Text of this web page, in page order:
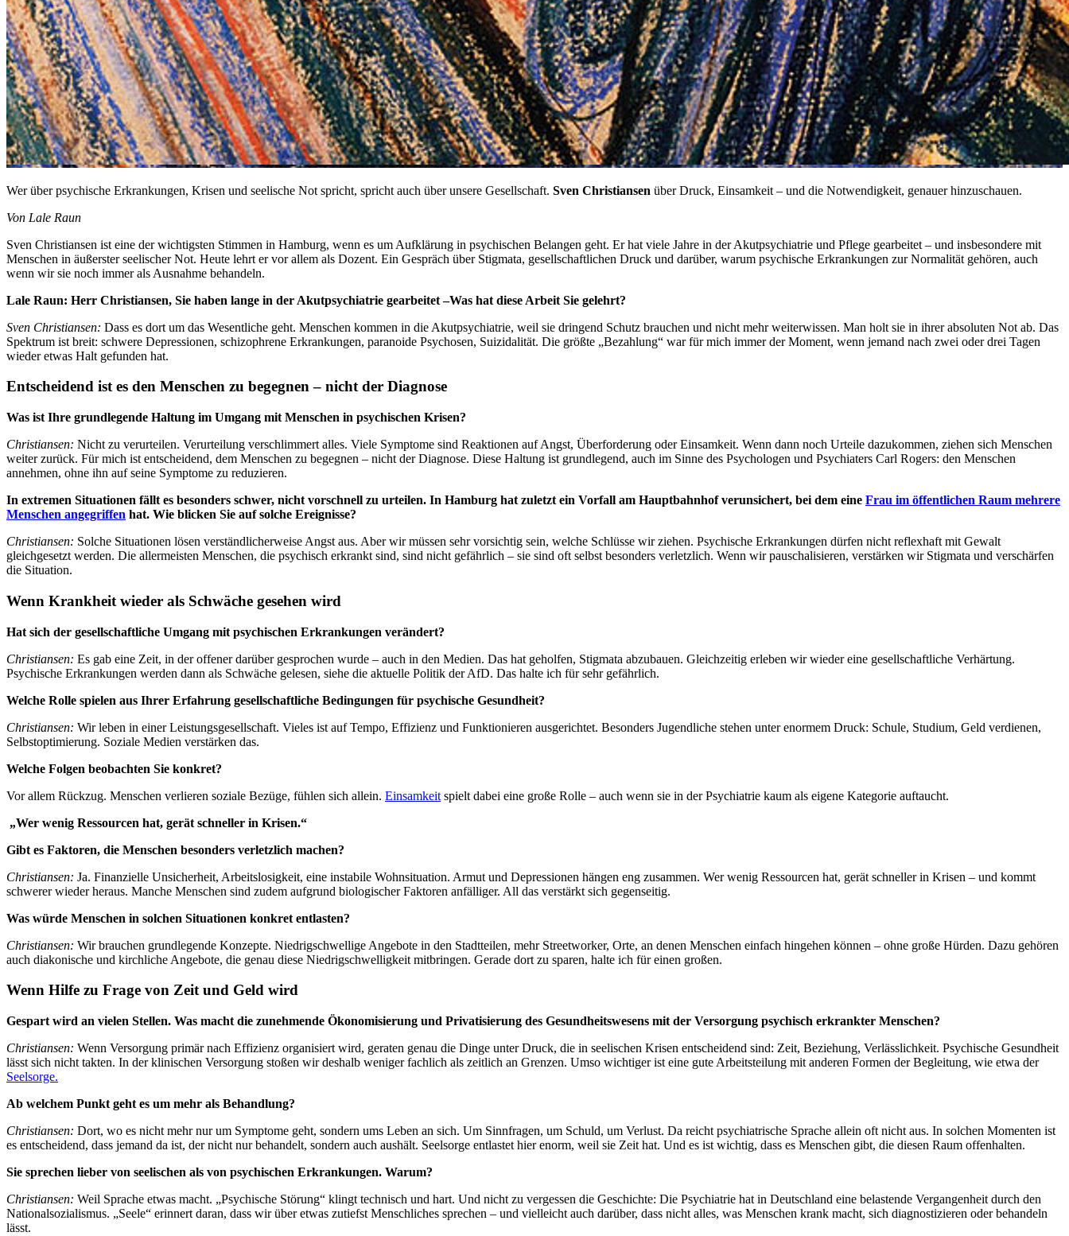
Wer über psychische Erkrankungen, Krisen und seelische Not spricht, spricht auch über unsere Gesellschaft. Sven Christiansen über Druck, Einsamkeit – und die Notwendigkeit, genauer hinzuschauen.
Von Lale Raun
Sven Christiansen ist eine der wichtigsten Stimmen in Hamburg, wenn es um Aufklärung in psychischen Belangen geht. Er hat viele Jahre in der Akutpsychiatrie und Pflege gearbeitet – und insbesondere mit
Menschen in äußerster seelischer Not. Heute lehrt er vor allem als Dozent. Ein Gespräch über Stigmata, gesellschaftlichen Druck und darüber, warum psychische Erkrankungen zur Normalität gehören, auch
wenn wir sie noch immer als Ausnahme behandeln.
Lale Raun: Herr Christiansen, Sie haben lange in der Akutpsychiatrie gearbeitet –Was hat diese Arbeit Sie gelehrt?
Sven Christiansen: Dass es dort um das Wesentliche geht. Menschen kommen in die Akutpsychiatrie, weil sie dringend Schutz brauchen und nicht mehr weiterwissen. Man holt sie in ihrer absoluten Not ab. Das
Spektrum ist breit: schwere Depressionen, schizophrene Erkrankungen, paranoide Psychosen, Suizidalität. Die größte „Bezahlung“ war für mich immer der Moment, wenn jemand nach zwei oder drei Tagen
wieder etwas Halt gefunden hat.
Entscheidend ist es den Menschen zu begegnen – nicht der Diagnose
Was ist Ihre grundlegende Haltung im Umgang mit Menschen in psychischen Krisen?
Christiansen: Nicht zu verurteilen. Verurteilung verschlimmert alles. Viele Symptome sind Reaktionen auf Angst, Überforderung oder Einsamkeit. Wenn dann noch Urteile dazukommen, ziehen sich Menschen
weiter zurück. Für mich ist entscheidend, dem Menschen zu begegnen – nicht der Diagnose. Diese Haltung ist grundlegend, auch im Sinne des Psychologen und Psychiaters Carl Rogers: den Menschen
annehmen, ohne ihn auf seine Symptome zu reduzieren.
In extremen Situationen fällt es besonders schwer, nicht vorschnell zu urteilen. In Hamburg hat zuletzt ein Vorfall am Hauptbahnhof verunsichert, bei dem eine Frau im öffentlichen Raum mehrere
Menschen angegriffen hat. Wie blicken Sie auf solche Ereignisse?
Christiansen: Solche Situationen lösen verständlicherweise Angst aus. Aber wir müssen sehr vorsichtig sein, welche Schlüsse wir ziehen. Psychische Erkrankungen dürfen nicht reflexhaft mit Gewalt
gleichgesetzt werden. Die allermeisten Menschen, die psychisch erkrankt sind, sind nicht gefährlich – sie sind oft selbst besonders verletzlich. Wenn wir pauschalisieren, verstärken wir Stigmata und verschärfen
die Situation.
Wenn Krankheit wieder als Schwäche gesehen wird
Hat sich der gesellschaftliche Umgang mit psychischen Erkrankungen verändert?
Christiansen: Es gab eine Zeit, in der offener darüber gesprochen wurde – auch in den Medien. Das hat geholfen, Stigmata abzubauen. Gleichzeitig erleben wir wieder eine gesellschaftliche Verhärtung.
Psychische Erkrankungen werden dann als Schwäche gelesen, siehe die aktuelle Politik der AfD. Das halte ich für sehr gefährlich.
Welche Rolle spielen aus Ihrer Erfahrung gesellschaftliche Bedingungen für psychische Gesundheit?
Christiansen: Wir leben in einer Leistungsgesellschaft. Vieles ist auf Tempo, Effizienz und Funktionieren ausgerichtet. Besonders Jugendliche stehen unter enormem Druck: Schule, Studium, Geld verdienen,
Selbstoptimierung. Soziale Medien verstärken das.
Welche Folgen beobachten Sie konkret?
Vor allem Rückzug. Menschen verlieren soziale Bezüge, fühlen sich allein. Einsamkeit spielt dabei eine große Rolle – auch wenn sie in der Psychiatrie kaum als eigene Kategorie auftaucht.
„Wer wenig Ressourcen hat, gerät schneller in Krisen.“
Gibt es Faktoren, die Menschen besonders verletzlich machen?
Christiansen: Ja. Finanzielle Unsicherheit, Arbeitslosigkeit, eine instabile Wohnsituation. Armut und Depressionen hängen eng zusammen. Wer wenig Ressourcen hat, gerät schneller in Krisen – und kommt
schwerer wieder heraus. Manche Menschen sind zudem aufgrund biologischer Faktoren anfälliger. All das verstärkt sich gegenseitig.
Was würde Menschen in solchen Situationen konkret entlasten?
Christiansen: Wir brauchen grundlegende Konzepte. Niedrigschwellige Angebote in den Stadtteilen, mehr Streetworker, Orte, an denen Menschen einfach hingehen können – ohne große Hürden. Dazu gehören
auch diakonische und kirchliche Angebote, die genau diese Niedrigschwelligkeit mitbringen. Gerade dort zu sparen, halte ich für einen großen.
Wenn Hilfe zu Frage von Zeit und Geld wird
Gespart wird an vielen Stellen. Was macht die zunehmende Ökonomisierung und Privatisierung des Gesundheitswesens mit der Versorgung psychisch erkrankter Menschen?
Christiansen: Wenn Versorgung primär nach Effizienz organisiert wird, geraten genau die Dinge unter Druck, die in seelischen Krisen entscheidend sind: Zeit, Beziehung, Verlässlichkeit. Psychische Gesundheit
lässt sich nicht takten. In der klinischen Versorgung stoßen wir deshalb weniger fachlich als zeitlich an Grenzen. Umso wichtiger ist eine gute Arbeitsteilung mit anderen Formen der Begleitung, wie etwa der
Seelsorge.
Ab welchem Punkt geht es um mehr als Behandlung?
Christiansen: Dort, wo es nicht mehr nur um Symptome geht, sondern ums Leben an sich. Um Sinnfragen, um Schuld, um Verlust. Da reicht psychiatrische Sprache allein oft nicht aus. In solchen Momenten ist
es entscheidend, dass jemand da ist, der nicht nur behandelt, sondern auch aushält. Seelsorge entlastet hier enorm, weil sie Zeit hat. Und es ist wichtig, dass es Menschen gibt, die diesen Raum offenhalten.
Sie sprechen lieber von seelischen als von psychischen Erkrankungen. Warum?
Christiansen: Weil Sprache etwas macht. „Psychische Störung“ klingt technisch und hart. Und nicht zu vergessen die Geschichte: Die Psychiatrie hat in Deutschland eine belastende Vergangenheit durch den
Nationalsozialismus. „Seele“ erinnert daran, dass wir über etwas zutiefst Menschliches sprechen – und vielleicht auch darüber, dass nicht alles, was Menschen krank macht, sich diagnostizieren oder behandeln
lässt.